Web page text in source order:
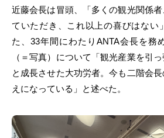
近藤会長は冒頭、「多くの観光関係
ていただき、これ以上の喜びはない
た、33年間にわたりANTA会長を務
（＝写真）について「観光産業を引
と成長させた大功労者。今も二階会
えになっている」と述べた。